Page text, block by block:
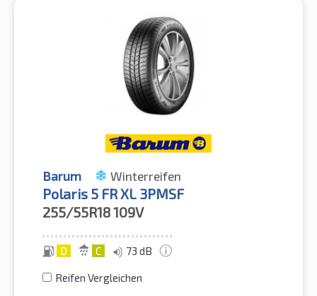
Barum Winterreifen
Polaris 5 FR XL 3PMSF
255/55R18109V
D C 73 dB
Reifen Vergleichen